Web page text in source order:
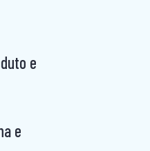
e
e